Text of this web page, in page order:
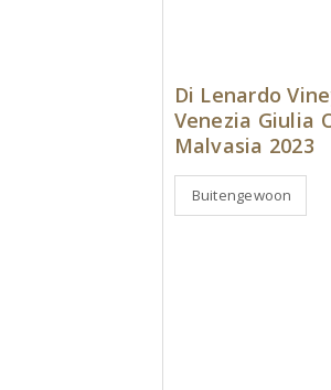
Di Lenardo
Venezia Giulia
Malvasia 2023
Buitengewoon